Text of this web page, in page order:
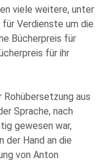
viele weitere, unter
Verdienste um die
Bücherpreis für
für ihr
aus
Sprache, nach
gewesen war,
der Hand an die
von Anton